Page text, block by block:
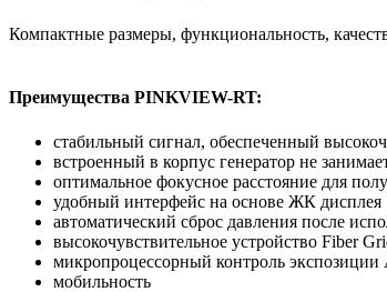
Компактные размеры, функциональность,
Преимущества PINKVIEW-RT:
стабильный сигнал, обеспеченный
встроенный в корпус генератор не
оптимальное фокусное расстояние для
удобный интерфейс на основе ЖК дисплея
автоматический сброс давления после
высокочувствительное устройство Fiber
микропроцессорный контроль экспозиции
мобильность